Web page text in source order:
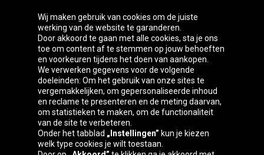
Oponeo-groep
Belgique
Česká
republika
Deutschland Éire
Wij maken gebruik van cookies om de juiste
werking van de website te garanderen.
Door akkoord te gaan met alle cookies, sta je ons
toe om content af te stemmen op jouw behoeften
en voorkeuren tijdens het doen van aankopen.
We verwerken gegevens voor de volgende
doeleinden: Om het gebruik van onze sites te
vergemakkelijken, om gepersonaliseerde inhoud
en reclame te presenteren en de meting daarvan,
om statistieken te maken, om de functionaliteit
van de site te verbeteren.
Onder het tabblad „Instellingen” kun je kiezen
welk type cookies je wilt toestaan.